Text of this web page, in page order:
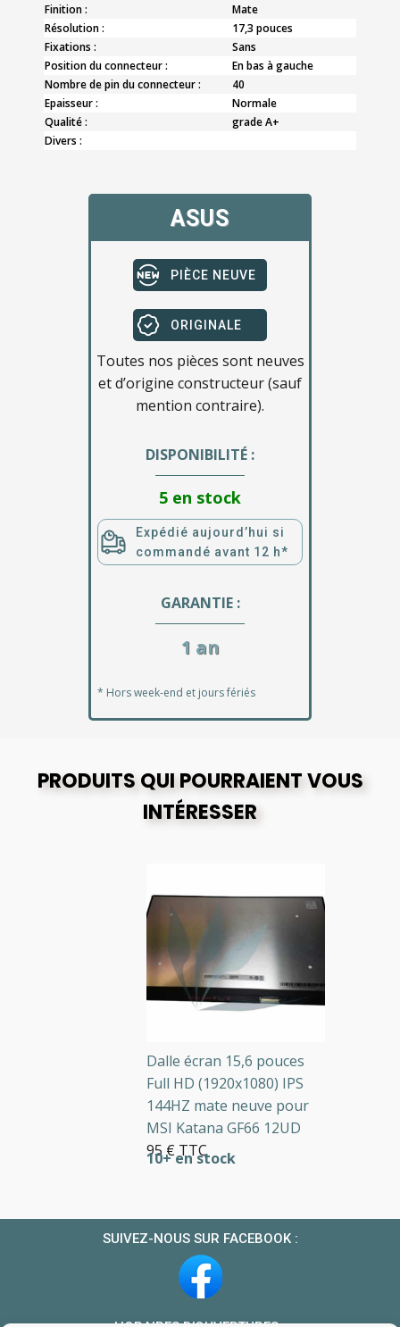
Finition :
Mate
Résolution :
17,3 pouces
Fixations :
Sans
Position du connecteur :
En bas à gauche
Nombre de pin du connecteur :
40
Epaisseur :
Normale
Qualité :
grade A+
Divers :
ASUS
PIÈCE NEUVE
ORIGINALE
Toutes nos pièces sont neuves
et d’origine constructeur (sauf
mention contraire).
DISPONIBILITÉ :
5 en stock
Expédié aujourd’hui si
commandé avant 12 h*
GARANTIE :
1 an
* Hors week-end et jours fériés
PRODUITS QUI POURRAIENT VOUS
INTÉRESSER
10+ en stock
Dalle écran 15,6 pouces
Full HD (1920x1080) IPS
144HZ mate neuve pour
MSI Katana GF66 12UD
95 € TTC
SUIVEZ-NOUS SUR FACEBOOK :